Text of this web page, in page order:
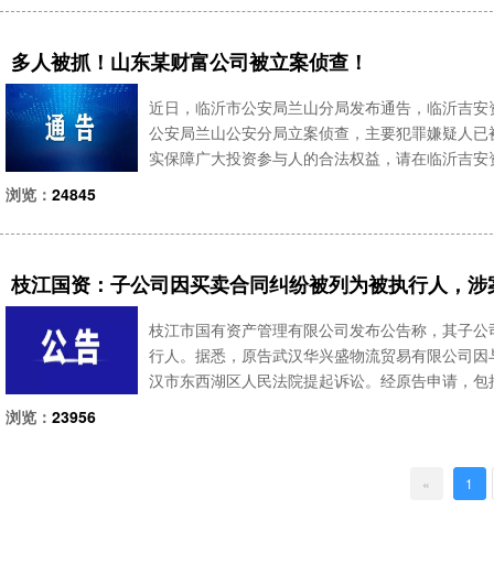
多人被抓！山东某财富公司被立案侦查！
近日，临沂市公安局兰山分局发布通告，临沂吉
公安局兰山公安分局立案侦查，主要犯罪嫌疑人
实保障广大投资参与人的合法权益，请在临沂吉
浏览： 24845
枝江国资：子公司因买卖合同纠纷被列为被执行人，
枝江市国有资产管理有限公司发布公告称，其子
行人。据悉，原告武汉华兴盛物流贸易有限公司
汉市东西湖区人民法院提起诉讼。经原告申请，
浏览： 23956
« 1